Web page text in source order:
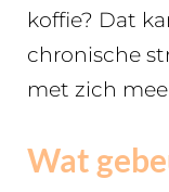
koffie? Dat
chronische
met zich
Wat